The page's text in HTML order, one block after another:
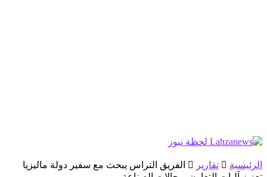
الرئيسية تقارير
الفريق التراس يبحث مع سفير دولة ماليزيا